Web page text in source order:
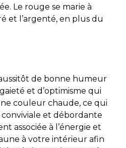
Le rouge se marie à
et l’argenté, en plus du
de bonne humeur
et d’optimisme qui
couleur chaude, ce qui
et débordante
associée à l’énergie et
à votre intérieur afin